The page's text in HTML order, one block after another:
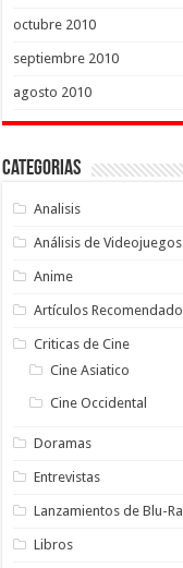
octubre 2010
septiembre 2010
agosto 2010
Categorias
Analisis
Análisis de Videojuegos
Anime
Artículos
Criticas de Cine
Cine Asiatico
Cine Occidental
Doramas
Entrevistas
Lanzamientos de Blu-
Libros